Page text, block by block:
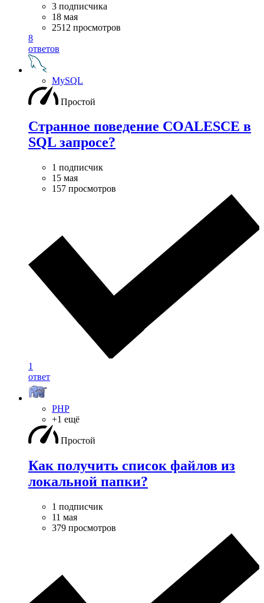
3 подписчика
18 мая
2512 просмотров
8
ответов
MySQL
Простой
Странное поведение COALESCE в
SQL запросе?
1 подписчик
15 мая
157 просмотров
1
ответ
PHP
+1 ещё
Простой
Как получить список файлов из
локальной папки?
1 подписчик
11 мая
379 просмотров